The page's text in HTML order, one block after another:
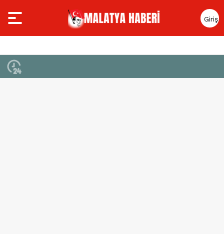
Giriş
Yap